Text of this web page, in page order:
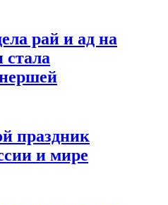
рай и ад на
стала
праздник
и мире